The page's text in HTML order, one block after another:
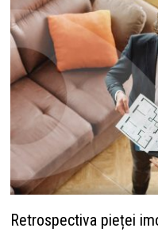
Retrospectiva pieței